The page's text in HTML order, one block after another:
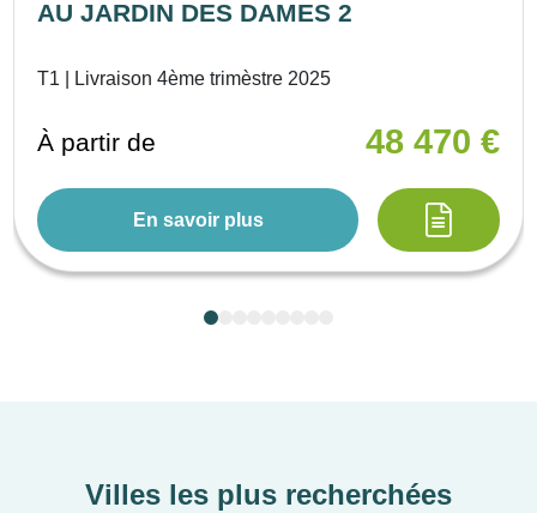
AU JARDIN DES DAMES 2
T1 | Livraison 4ème trimèstre 2025
À partir de 48 470 €
En savoir plus
Villes les plus recherchées